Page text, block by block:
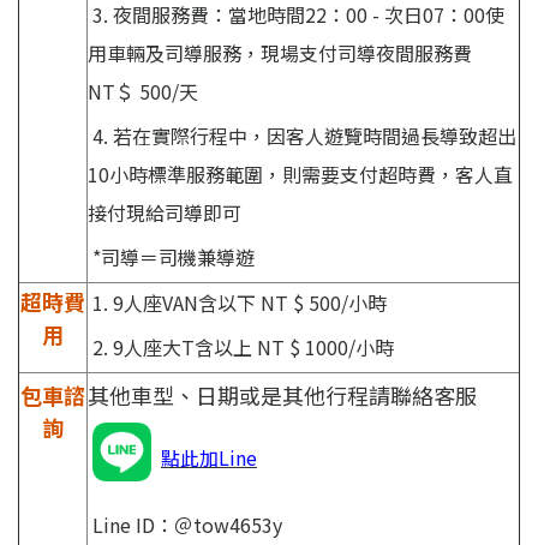
3. 夜間服務費：當地時間22：00 - 次日07：00使
用車輛及司導服務，現場支付司導夜間服務費
NT＄ 500/天
4. 若在實際行程中，因客人遊覽時間過長導致超出
10小時標準服務範圍，則需要支付超時費，客人直
接付現給司導即可
*司導＝司機兼導遊
超時費
用
1. 9人座VAN含以下 NT $ 500/小時
2. 9人座大T含以上 NT $ 1000/小時
包車諮
詢
其他車型、日期或是其他行程請聯絡客服
點此加Line
Line ID：＠tow4653y